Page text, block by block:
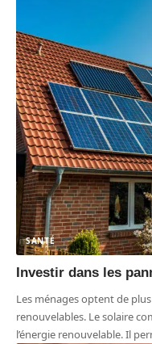
SANTÉ
Investir dans les
Les ménages optent de
renouvelables. Le solaire
l’énergie renouvelable. Il